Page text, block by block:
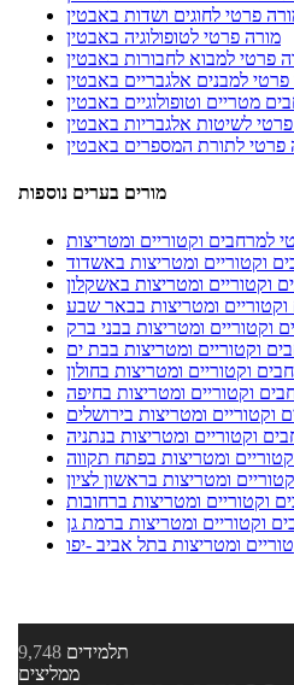
פרטי לחוגים ושדות באבטין
מורה פרטי לטופולוגיה באבטין
פרטי למבוא לחבורות באבטין
למבנים אלגבריים באבטין
מטריים וטופולוגיים באבטין
לשיטות אלגבריות באבטין
פרטי לתורת המספרים באבטין
מורים בערים נוספות
למרחבים וקטוריים ומטריצות
וקטוריים ומטריצות באשדוד
וקטוריים ומטריצות באשקלון
ומטריצות בבאר שבע
וקטוריים ומטריצות בבני ברק
וקטוריים ומטריצות בבת ים
וקטוריים ומטריצות בחולון
וקטוריים ומטריצות בחיפה
וקטוריים ומטריצות בירושלים
וקטוריים ומטריצות בנתניה
ומטריצות בפתח תקווה
ומטריצות בראשון לציון
וקטוריים ומטריצות ברחובות
וקטוריים ומטריצות ברמת גן
ומטריצות בתל אביב -יפו
9,748 תלמידים
ממליצים